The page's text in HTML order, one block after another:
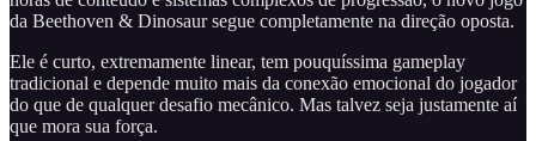
da Beethoven & Dinosaur segue completamente na direção oposta.
Ele é curto, extremamente linear, tem pouquíssima gameplay
tradicional e depende muito mais da conexão emocional do jogador
do que de qualquer desafio mecânico. Mas talvez seja justamente aí
que mora sua força.